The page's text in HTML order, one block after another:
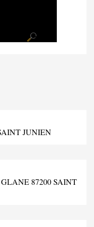
JUNIEN
87200 SAINT